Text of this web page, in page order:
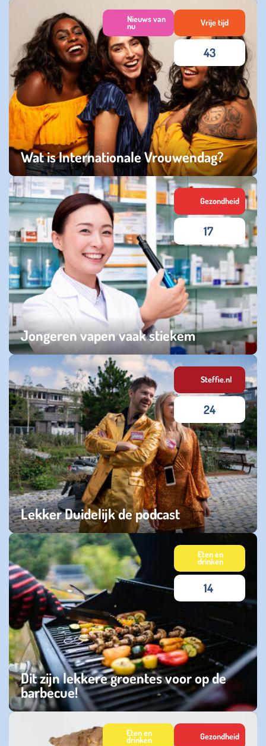
Wat is Internationale Vrouwendag?
zaterdag 07 maart 2026
Nieuws van
nu Vrije tijd
43
Jongeren vapen vaak stiekem
zondag 25 januari 2026
Gezondheid
17
Lekker Duidelijk de podcast
zaterdag 03 januari 2026
Steffie.nl
24
Dit zijn lekkere groentes voor op de
barbecue!
vrijdag 28 juni 2024
Eten en
drinken
14
Eten en
drinken Gezondheid